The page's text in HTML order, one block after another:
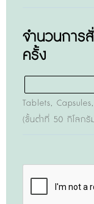
จำนวนการ
ครั้ง
Tablets,
(ขั้นต่ำที่ 50 กิโลก